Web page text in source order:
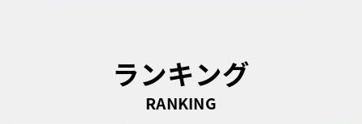
ランキング
RANKING